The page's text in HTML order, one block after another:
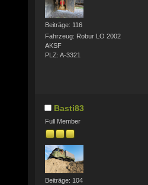
Beiträge: 116
Fahrzeug: Robur LO 2002
AKSF
PLZ: A-3321
Basti83
Full Member
Beiträge: 104